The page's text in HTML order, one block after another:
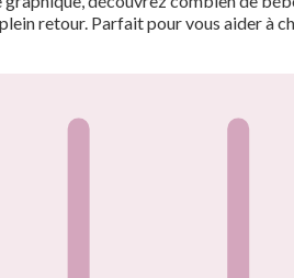
retour. Parfait pour vous aider à